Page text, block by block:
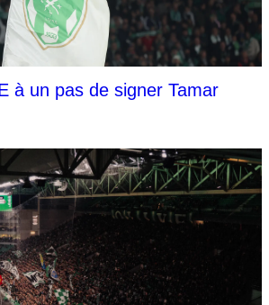
à un pas de signer Tamar